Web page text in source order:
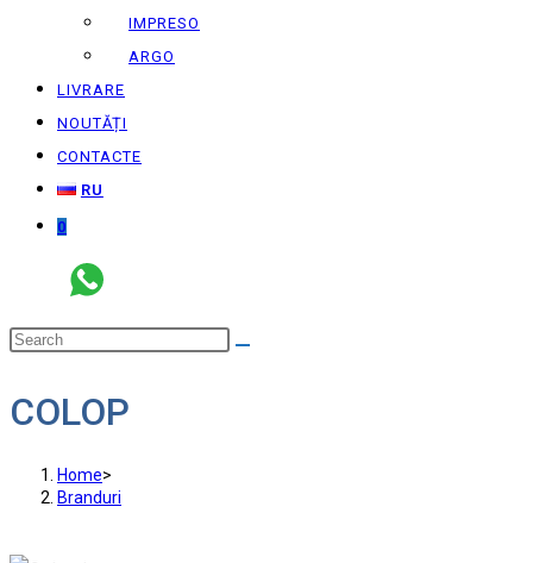
IMPRESO
ARGO
LIVRARE
NOUTĂȚI
CONTACTE
RU
0
COLOP
Home>
Branduri